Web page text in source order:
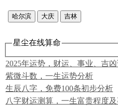
哈尔滨 大庆 吉林
星尘在线算命
2025年运势，财运、事业、吉
紫微斗数，一生运势分析
生辰八字，免费100条初步分析
八字财运测算，一生富贵程度